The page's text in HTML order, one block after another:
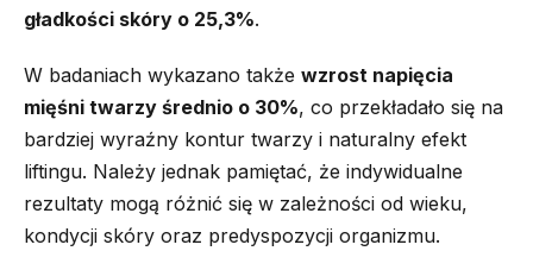
gładkości skóry o 25,3%.
W badaniach wykazano także wzrost napięcia
mięśni twarzy średnio o 30%, co przekładało się na
bardziej wyraźny kontur twarzy i naturalny efekt
liftingu. Należy jednak pamiętać, że indywidualne
rezultaty mogą różnić się w zależności od wieku,
kondycji skóry oraz predyspozycji organizmu.